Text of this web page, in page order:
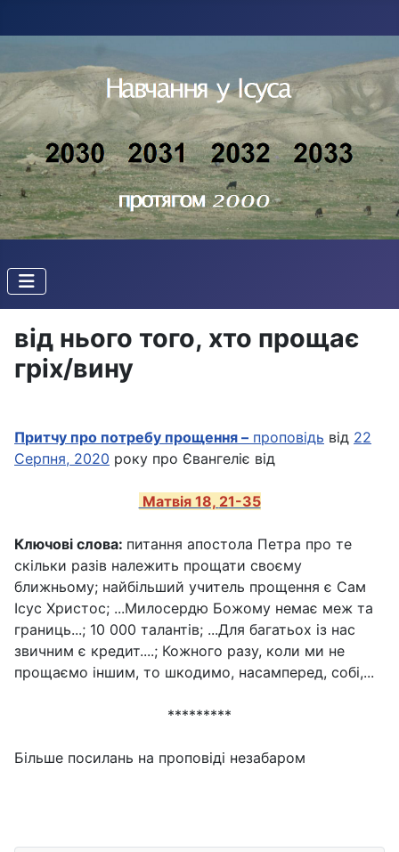
від нього того, хто прощає
гріх/вину
Притчу про потребу прощення – проповідь від 22
Серпня, 2020 року про Євангеліє від
Матвія 18, 21-35
Ключові слова: питання апостола Петра про те
скільки разів належить прощати своєму
ближньому; найбільший учитель прощення є Сам
Ісус Христос; ...Милосердю Божому немає меж та
границь...; 10 000 талантів; ...Для багатьох із нас
звичним є кредит....; Кожного разу, коли ми не
прощаємо іншим, то шкодимо, насамперед, собі,...
*********
Більше посилань на проповіді незабаром